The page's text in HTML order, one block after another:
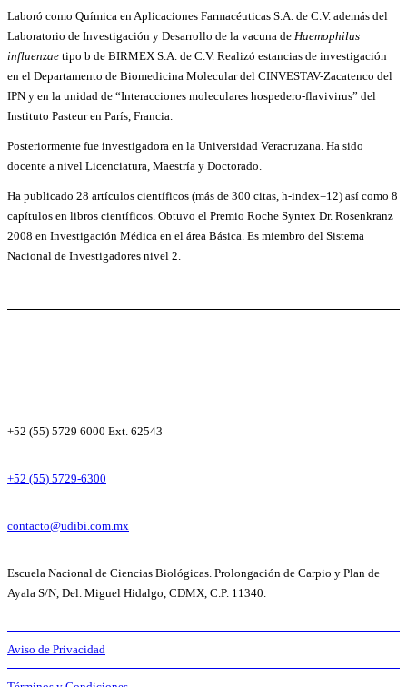
Laboró como Química en Aplicaciones Farmacéuticas S.A. de C.V. además del
Laboratorio de Investigación y Desarrollo de la vacuna de Haemophilus
influenzae tipo b de BIRMEX S.A. de C.V. Realizó estancias de investigación
en el Departamento de Biomedicina Molecular del CINVESTAV-Zacatenco del
IPN y en la unidad de “Interacciones moleculares hospedero-flavivirus” del
Instituto Pasteur en París, Francia.
Posteriormente fue investigadora en la Universidad Veracruzana. Ha sido
docente a nivel Licenciatura, Maestría y Doctorado.
Ha publicado 28 artículos científicos (más de 300 citas, h-index=12) así como 8
capítulos en libros científicos. Obtuvo el Premio Roche Syntex Dr. Rosenkranz
2008 en Investigación Médica en el área Básica. Es miembro del Sistema
Nacional de Investigadores nivel 2.
+52 (55) 5729 6000 Ext. 62543
+52 (55) 5729-6300
contacto@udibi.com.mx
Escuela Nacional de Ciencias Biológicas. Prolongación de Carpio y Plan de
Ayala S/N, Del. Miguel Hidalgo, CDMX, C.P. 11340.
Aviso de Privacidad